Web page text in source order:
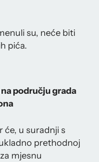
su, neće biti
pića.
području grada
će, u suradnji s
prethodnoj
mjesnu